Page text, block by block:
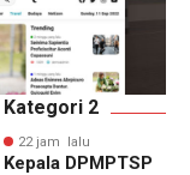
Kategori 2
22 jam lalu
Kepala DPMPTSP